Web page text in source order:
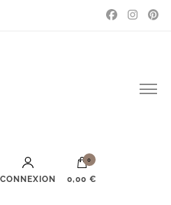
…
CONNEXION
0
0,00 €